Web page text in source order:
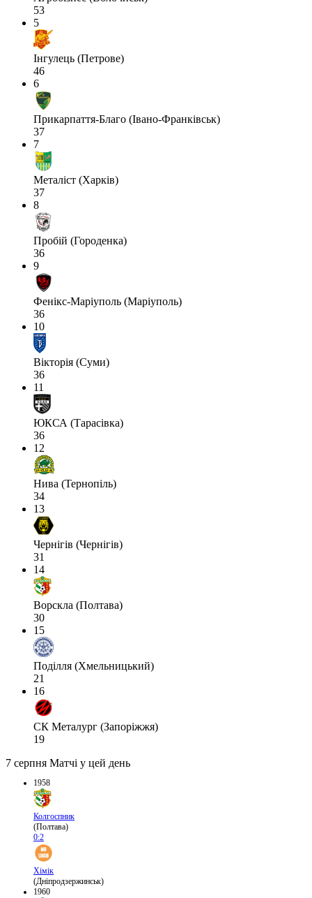
53
5
Інгулець (Петрове)
46
6
Прикарпаття-Благо (Івано-Франківськ)
37
7
Металіст (Харків)
37
8
Пробій (Городенка)
36
9
Фенікс-Маріуполь (Маріуполь)
36
10
Вікторія (Суми)
36
11
ЮКСА (Тарасівка)
36
12
Нива (Тернопіль)
34
13
Чернігів (Чернігів)
31
14
Ворскла (Полтава)
30
15
Поділля (Хмельницький)
21
16
СК Металург (Запоріжжя)
19
7 серпня Матчі у цей день
1958
Колгоспник
(Полтава)
0:2
Хімік
(Дніпродзержинськ)
1960